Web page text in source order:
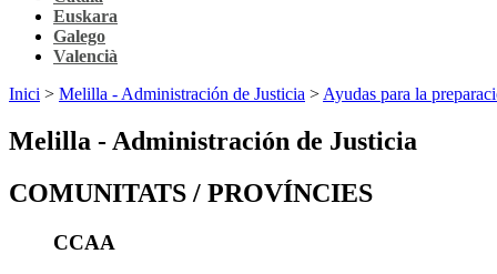
Euskara
Galego
Valencià
Inici > Melilla - Administración de Justicia > Ayudas para la
Melilla - Administración de Justicia
COMUNITATS / PROVÍNCIES
CCAA